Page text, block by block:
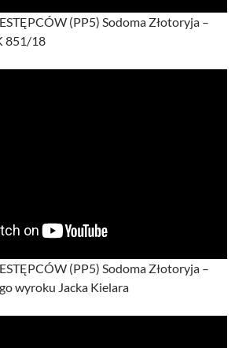
(PP5) Sodoma Złotoryja –
851/18
(PP5) Sodoma Złotoryja –
wyroku Jacka Kielara